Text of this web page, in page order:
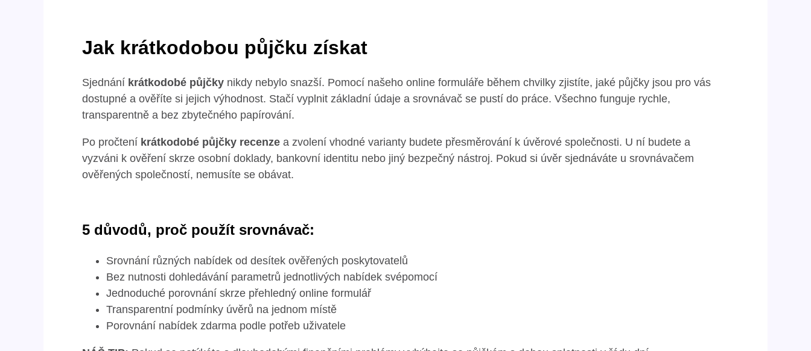
Jak krátkodobou půjčku získat
Sjednání krátkodobé půjčky nikdy nebylo snazší. Pomocí našeho online formuláře během chvilky zjistíte, jaké půjčky jsou pro vás
dostupné a ověříte si jejich výhodnost. Stačí vyplnit základní údaje a srovnávač se pustí do práce. Všechno funguje rychle,
transparentně a bez zbytečného papírování.
Po pročtení krátkodobé půjčky recenze a zvolení vhodné varianty budete přesměrování k úvěrové společnosti. U ní budete a
vyzváni k ověření skrze osobní doklady, bankovní identitu nebo jiný bezpečný nástroj. Pokud si úvěr sjednáváte u srovnávačem
ověřených společností, nemusíte se obávat.
5 důvodů, proč použít srovnávač:
Srovnání různých nabídek od desítek ověřených poskytovatelů
Bez nutnosti dohledávání parametrů jednotlivých nabídek svépomocí
Jednoduché porovnání skrze přehledný online formulář
Transparentní podmínky úvěrů na jednom místě
Porovnání nabídek zdarma podle potřeb uživatele